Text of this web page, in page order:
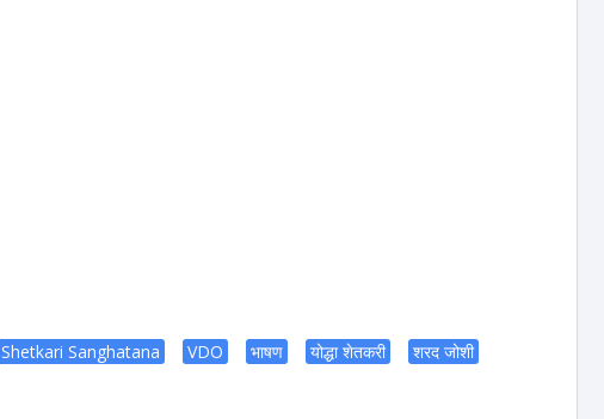
Shetkari Sanghatana VDO भाषण योद्धा शेतकरी
शरद जोशी